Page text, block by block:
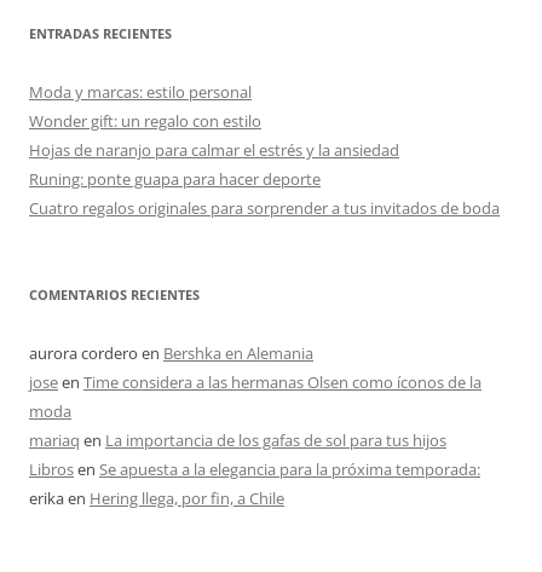
ENTRADAS RECIENTES
Moda y marcas: estilo personal
Wonder gift: un regalo con estilo
Hojas de naranjo para calmar el estrés y la ansiedad
Runing: ponte guapa para hacer deporte
Cuatro regalos originales para sorprender a tus invitados de boda
COMENTARIOS RECIENTES
aurora cordero en Bershka en Alemania
joseen Time considera a las hermanas Olsen como íconos de la
moda
mariaq en La importancia de los gafas de sol para tus hijos
Librosen Se apuesta a la elegancia para la próxima temporada:
erikaen Hering llega, por fin, a Chile